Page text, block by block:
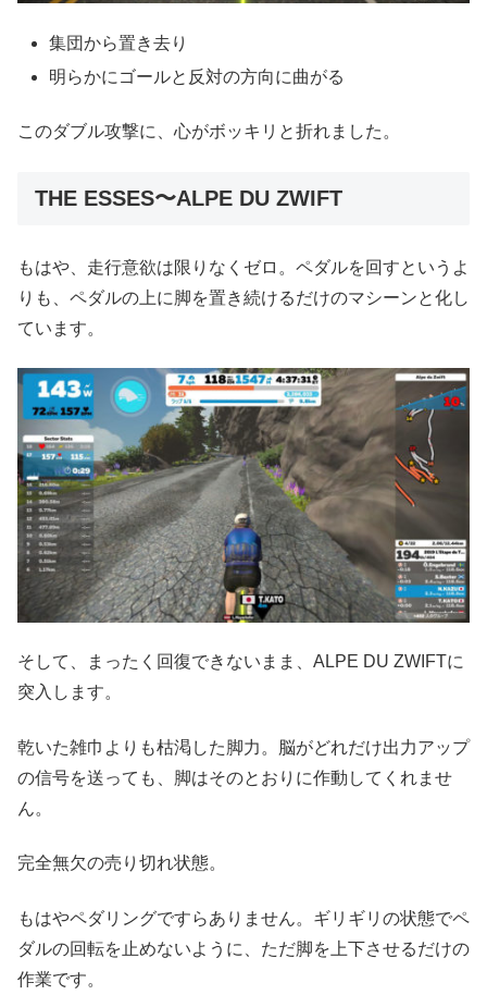
集団から置き去り
明らかにゴールと反対の方向に曲がる
このダブル攻撃に、心がボッキリと折れました。
THE ESSES〜ALPE DU ZWIFT
もはや、走行意欲は限りなくゼロ。ペダルを回すというよ
りも、ペダルの上に脚を置き続けるだけのマシーンと化し
ています。
そして、まったく回復できないまま、ALPE DU ZWIFTに
突入します。
乾いた雑巾よりも枯渇した脚力。脳がどれだけ出力アップ
の信号を送っても、脚はそのとおりに作動してくれませ
ん。
完全無欠の売り切れ状態。
もはやペダリングですらありません。ギリギリの状態でペ
ダルの回転を止めないように、ただ脚を上下させるだけの
作業です。